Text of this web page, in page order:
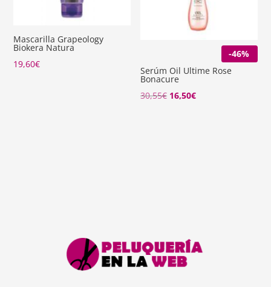
Mascarilla Grapeology
Biokera Natura
19,60€
-46%
Serúm Oil Ultime Rose
Bonacure
30,55€ El
16,50€El